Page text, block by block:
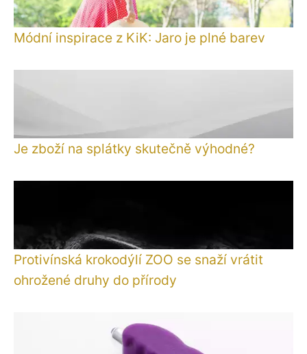
Módní inspirace z KiK: Jaro je plné barev
Je zboží na splátky skutečně výhodné?
Protivínská krokodýlí ZOO se snaží vrátit
ohrožené druhy do přírody